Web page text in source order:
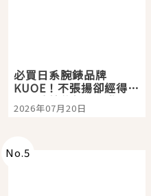
必買日系腕錶品牌
KUOE！不張揚卻經得起
時間洗鍊的經典之作五
選
2026年07月20日
No.5